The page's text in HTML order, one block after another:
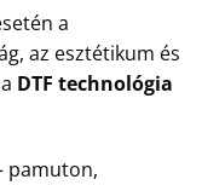
a
az esztétikum és
DTF technológia
pamuton,